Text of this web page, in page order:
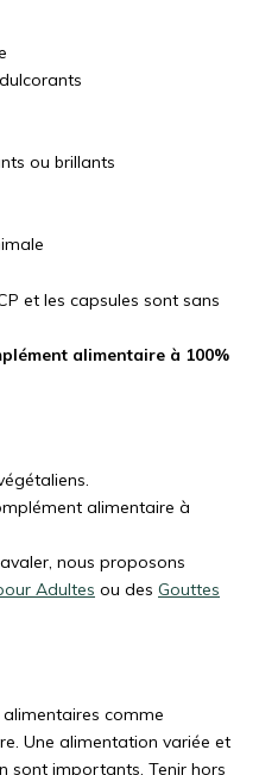
ou brillants
et les capsules sont sans
alimentaire à 100%
alimentaire à
nous proposons
Adultes ou des Gouttes
comme
Une alimentation variée et
sont importants. Tenir hors